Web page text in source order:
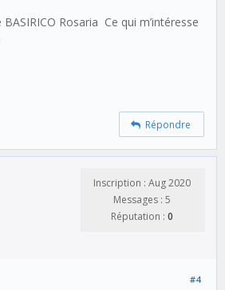
Rosaria Ce qui m’intéresse
Répondre
Inscription : Aug 2020
Messages : 5
Réputation : 0
#4